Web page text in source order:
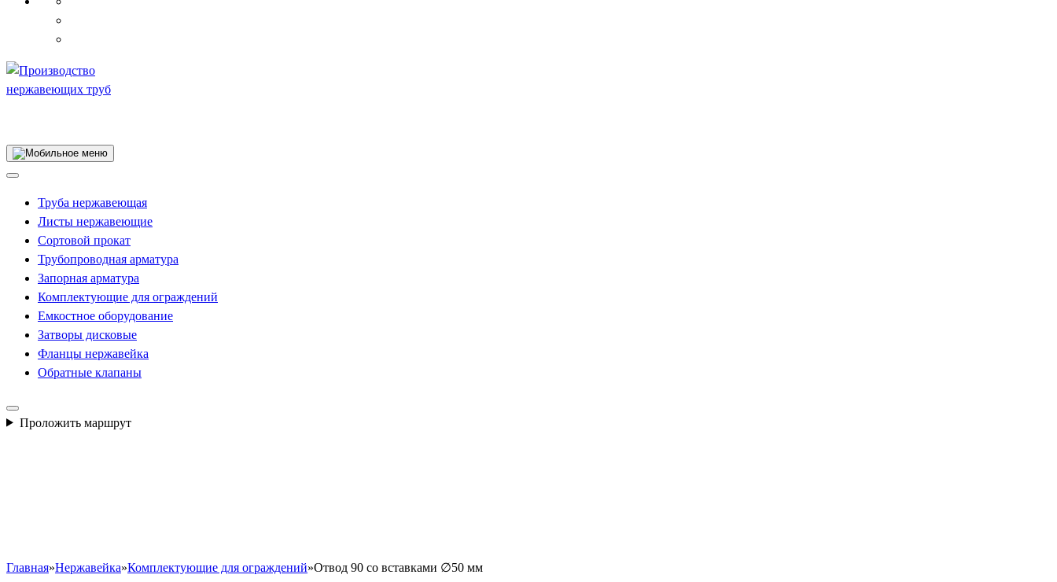
Труба нержавеющая
Листы нержавеющие
Сортовой прокат
Трубопроводная арматура
Запорная арматура
Комплектующие для ограждений
Емкостное оборудование
Затворы дисковые
Фланцы нержавейка
Обратные клапаны
Проложить маршрут
Главная»Нержавейка»Комплектующие для ограждений»Отвод 90 со вставками ∅50 мм